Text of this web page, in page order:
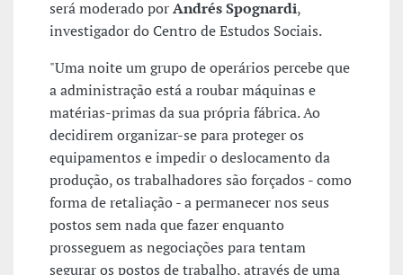
será moderado porAndrés Spognardi,
investigador do Centro de Estudos Sociais.
"Uma noite um grupo de operários percebe que
a administração está a roubar máquinas e
matérias-primas da sua própria fábrica. Ao
decidirem organizar-se para proteger os
equipamentos e impedir o deslocamento da
produção, os trabalhadores são forçados - como
forma de retaliação - a permanecer nos seus
postos sem nada que fazer enquanto
prosseguem as negociações para tentam
segurar os postos de trabalho, através de uma